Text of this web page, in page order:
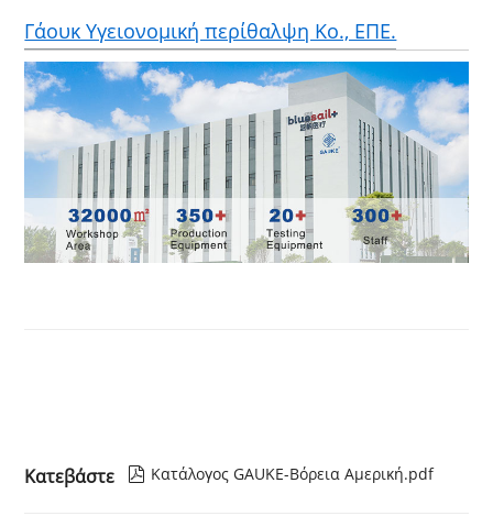
Γάουκ Υγειονομική περίθαλψη Κο., ΕΠΕ.
Κατεβάστε  Κατάλογος GAUKE-Βόρεια Αμερική.pdf